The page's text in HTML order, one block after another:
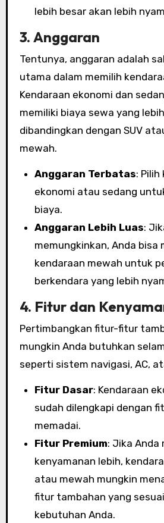
lebih besar akan lebih
3. Anggaran
Tentunya, anggaran adalah
utama dalam memilih
Kendaraan ekonomi dan
memiliki biaya sewa yang
dibandingkan dengan SUV
mewah.
Anggaran Terbatas: Pilih
ekonomi atau sedang
biaya.
Anggaran Lebih Luas:
memungkinkan, Anda bisa
kendaraan mewah untuk
berkendara yang lebih
4. Fitur dan
Pertimbangkan fitur-fitur
mungkin Anda butuhkan
seperti sistem navigasi, AC,
Fitur Dasar: Kendaraan
sudah dilengkapi dengan
memadai.
Fitur Premium: Jika Anda
kenyamanan lebih,
atau mewah mungkin
fitur tambahan yang
kebutuhan Anda.